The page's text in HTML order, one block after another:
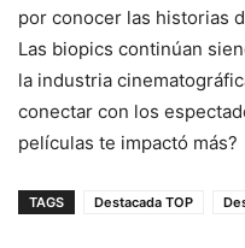
por conocer las historias
Las biopics continúan
la industria
conectar con los
películas te impactó más?
TAGS Destacada TOP